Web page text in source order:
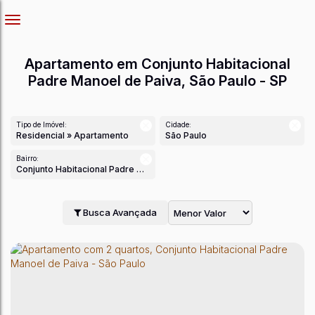
Apartamento em Conjunto Habitacional
Padre Manoel de Paiva, São Paulo - SP
Tipo de Imóvel:
Residencial » Apartamento
Cidade:
São Paulo
Bairro:
Conjunto Habitacional Padre Manoel de Paiva
Busca Avançada